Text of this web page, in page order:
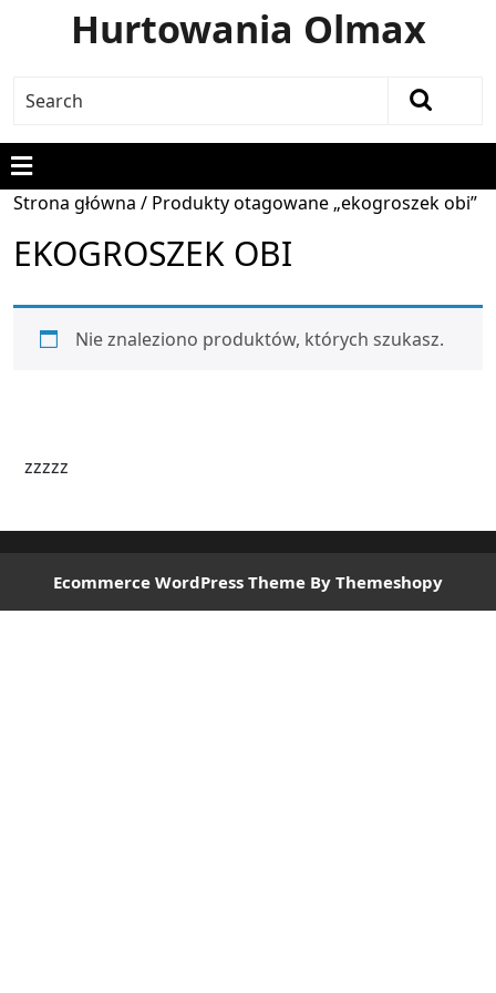
Hurtowania Olmax
Strona główna / Produkty otagowane „ekogroszek obi”
EKOGROSZEK OBI
Nie znaleziono produktów, których szukasz.
zzzzz
Ecommerce WordPress Theme By Themeshopy